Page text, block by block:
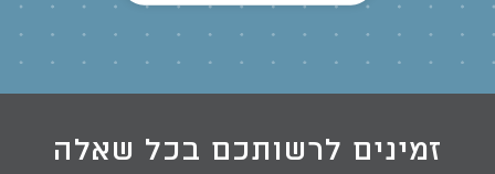
זמינים לרשותכם בכל שאלה